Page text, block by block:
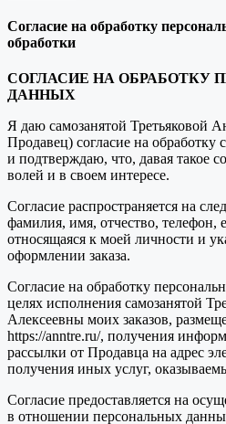
Согласие на обработку
обработки
СОГЛАСИЕ НА ОБРАБОТКУ
ДАННЫХ
Я даю самозанятой Третьяковой
Продавец) согласие на
и подтверждаю, что, давая такое
волей и в своем интересе.
Согласие распространяется на
фамилия, имя, отчество, телефон,
относящаяся к моей личности и
оформлении заказа.
Согласие на обработку
целях исполнения самозанятой
Алексеевны моих заказов,
https://anntre.ru/, получения
рассылки от Продавца на адрес
получения иных услуг,
Согласие предоставляется на
в отношении персональных